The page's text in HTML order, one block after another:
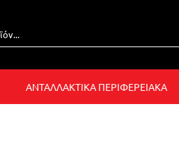
ΑΝΤΑΛΛΑΚΤΙΚΑ ΠΕΡΙΦΕΡΕΙΑΚΑ